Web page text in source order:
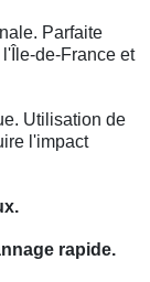
Parfaite
de-France et
Utilisation de
l'impact
rapide.